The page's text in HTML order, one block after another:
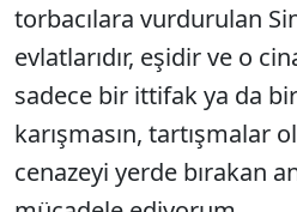
torbacılara vurdurulan
evlatlarıdır, eşidir ve o
sadece bir ittifak ya da
karışmasın, tartışmalar
cenazeyi yerde bırakan